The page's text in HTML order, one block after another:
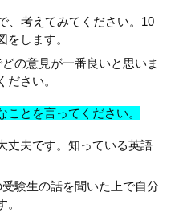
、考えてみてください。10
します。
の意見が一番良いと思いま
ださい。
とを言ってください。
丈夫です。知っている英語
験生の話を聞いた上で自分